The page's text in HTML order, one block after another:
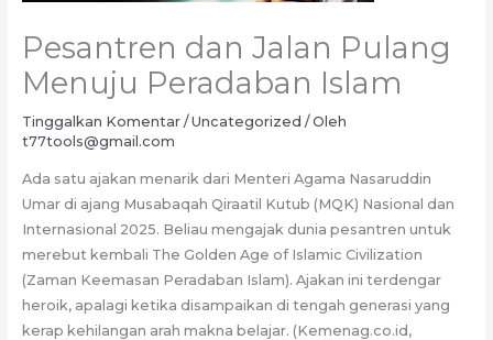
Pesantren dan Jalan Pulang
Menuju Peradaban Islam
Tinggalkan Komentar /Uncategorized / Oleh
t77tools@gmail.com
Ada satu ajakan menarik dari Menteri Agama Nasaruddin
Umar di ajang Musabaqah Qiraatil Kutub (MQK) Nasional dan
Internasional 2025. Beliau mengajak dunia pesantren untuk
merebut kembali The Golden Age of Islamic Civilization
(Zaman Keemasan Peradaban Islam). Ajakan ini terdengar
heroik, apalagi ketika disampaikan di tengah generasi yang
kerap kehilangan arah makna belajar. (Kemenag.co.id,